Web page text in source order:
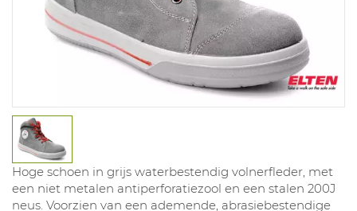
Hoge schoen in grijs waterbestendig volnerfleder, met
een niet metalen antiperforatiezool en een stalen 200J
neus. Voorzien van een ademende, abrasiebestendige